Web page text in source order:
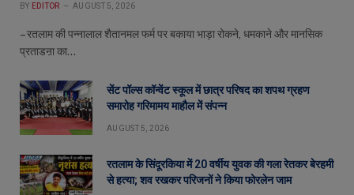
BY EDITOR AUGUST 5, 2026
– रतलाम की पन्नालाल शैतानमल फर्म पर बकाया भाड़ा रोकने, धमकाने और मानसिक
प्रताडऩा का…
सेंट पॉल्स कॉन्वेंट स्कूल में छात्र परिषद का शपथ ग्रहण
समारोह गरिमामय माहौल में संपन्न
AUGUST 5, 2026
रतलाम के सिंदूरकिया में 20 वर्षीय युवक की गला रेतकर बेरहमी
से हत्या; शव रखकर परिजनों ने किया फोरलेन जाम